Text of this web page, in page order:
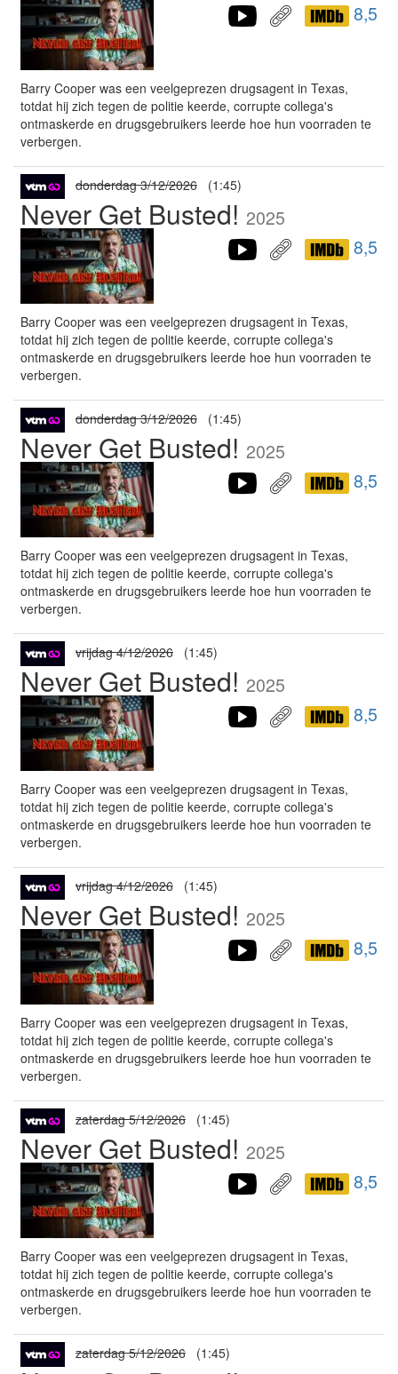
8,5
Barry Cooper was een veelgeprezen drugsagent in Texas,
totdat hij zich tegen de politie keerde, corrupte collega's
ontmaskerde en drugsgebruikers leerde hoe hun voorraden te
verbergen.
donderdag 3/12/2026 (1:45)
Never Get Busted! 2025
8,5
Barry Cooper was een veelgeprezen drugsagent in Texas,
totdat hij zich tegen de politie keerde, corrupte collega's
ontmaskerde en drugsgebruikers leerde hoe hun voorraden te
verbergen.
donderdag 3/12/2026 (1:45)
Never Get Busted! 2025
8,5
Barry Cooper was een veelgeprezen drugsagent in Texas,
totdat hij zich tegen de politie keerde, corrupte collega's
ontmaskerde en drugsgebruikers leerde hoe hun voorraden te
verbergen.
vrijdag 4/12/2026 (1:45)
Never Get Busted! 2025
8,5
Barry Cooper was een veelgeprezen drugsagent in Texas,
totdat hij zich tegen de politie keerde, corrupte collega's
ontmaskerde en drugsgebruikers leerde hoe hun voorraden te
verbergen.
vrijdag 4/12/2026 (1:45)
Never Get Busted! 2025
8,5
Barry Cooper was een veelgeprezen drugsagent in Texas,
totdat hij zich tegen de politie keerde, corrupte collega's
ontmaskerde en drugsgebruikers leerde hoe hun voorraden te
verbergen.
zaterdag 5/12/2026 (1:45)
Never Get Busted! 2025
8,5
Barry Cooper was een veelgeprezen drugsagent in Texas,
totdat hij zich tegen de politie keerde, corrupte collega's
ontmaskerde en drugsgebruikers leerde hoe hun voorraden te
verbergen.
zaterdag 5/12/2026 (1:45)